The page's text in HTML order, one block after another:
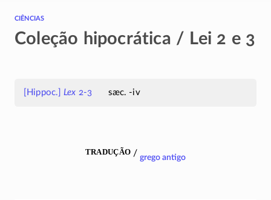
ciências
Coleção hipocrática / Lei 2 e 3
[Hippoc.] Lex 2-3 sæc. -iv
tradução / grego antigo